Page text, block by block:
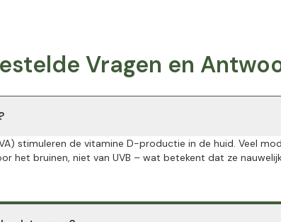
Vragen en
stimuleren de vitamine D-productie in de huid. Veel
het bruinen, niet van UVB – wat betekent dat ze